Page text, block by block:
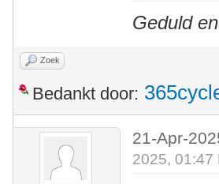
Geduld
Zoek
Bedankt door:
21-Apr-
2025, 01:47